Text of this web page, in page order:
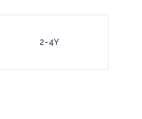
2-4Y